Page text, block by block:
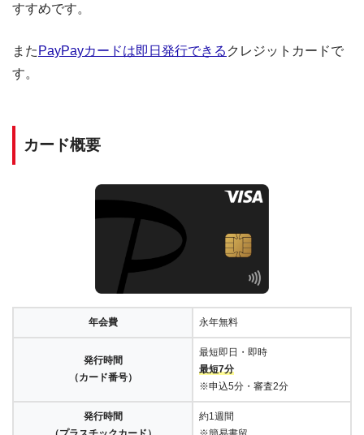
すすめです。
また PayPayカードは即日発行できる クレジットカードで
す。
カード概要
年会費 永年無料
発行時間
（カード番号）
最短即日・即時
最短7分
※申込5分・審査2分
発行時間
約1週間